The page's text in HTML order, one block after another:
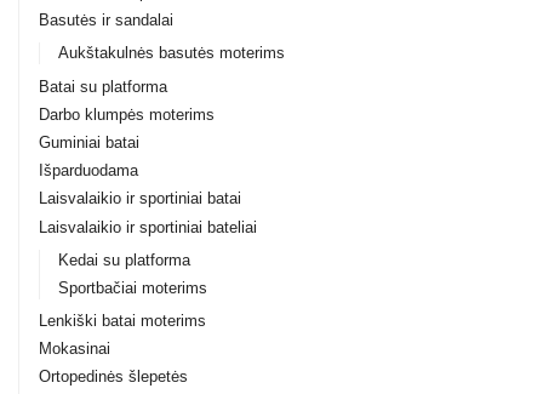
Basutės ir sandalai
Aukštakulnės basutės moterims
Batai su platforma
Darbo klumpės moterims
Guminiai batai
Išparduodama
Laisvalaikio ir sportiniai batai
Laisvalaikio ir sportiniai bateliai
Kedai su platforma
Sportbačiai moterims
Lenkiški batai moterims
Mokasinai
Ortopedinės šlepetės